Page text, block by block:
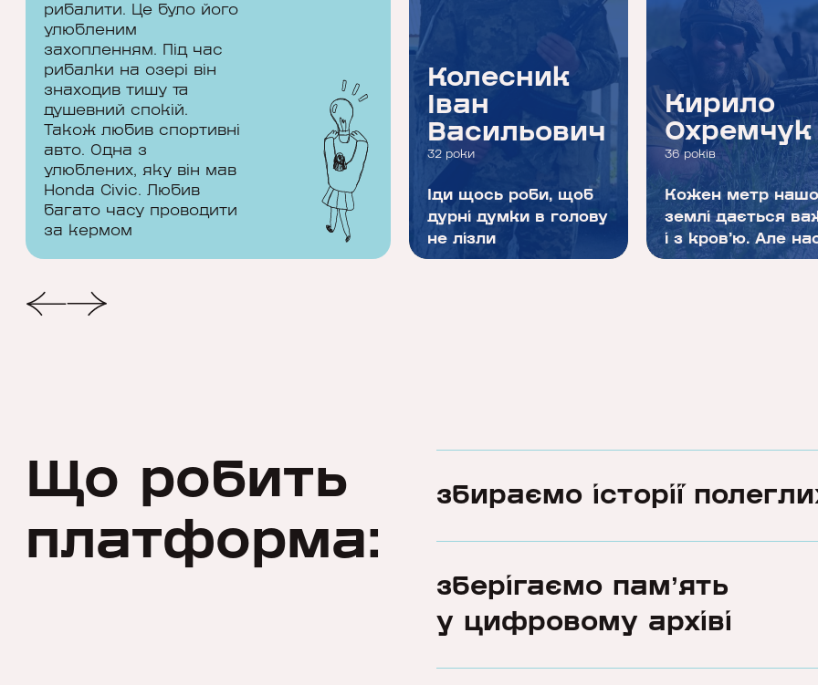
Митюк Ярослав
28 років
Той хто слідує за зграєю, дойде
тільки до того місця, і н...
рибалити. Це було його
улюбленим
захопленням. Під час
рибалки на озері він
знаходив тишу та
душевний спокій.
Також любив спортивні
авто. Одна з
улюблених, яку він мав
Honda Civic. Любив
багато часу проводити
за кермом
Колесник
Іван
Васильович
32 роки
Іди щось роби, щоб
дурні думки в голову
не лізли
Кирило
Охремчук
36 років
Кожен метр
землі дається
і з кров’ю. Але
Що робить
платформа:
збираємо історії
зберігаємо памʼять
у цифровому архіві